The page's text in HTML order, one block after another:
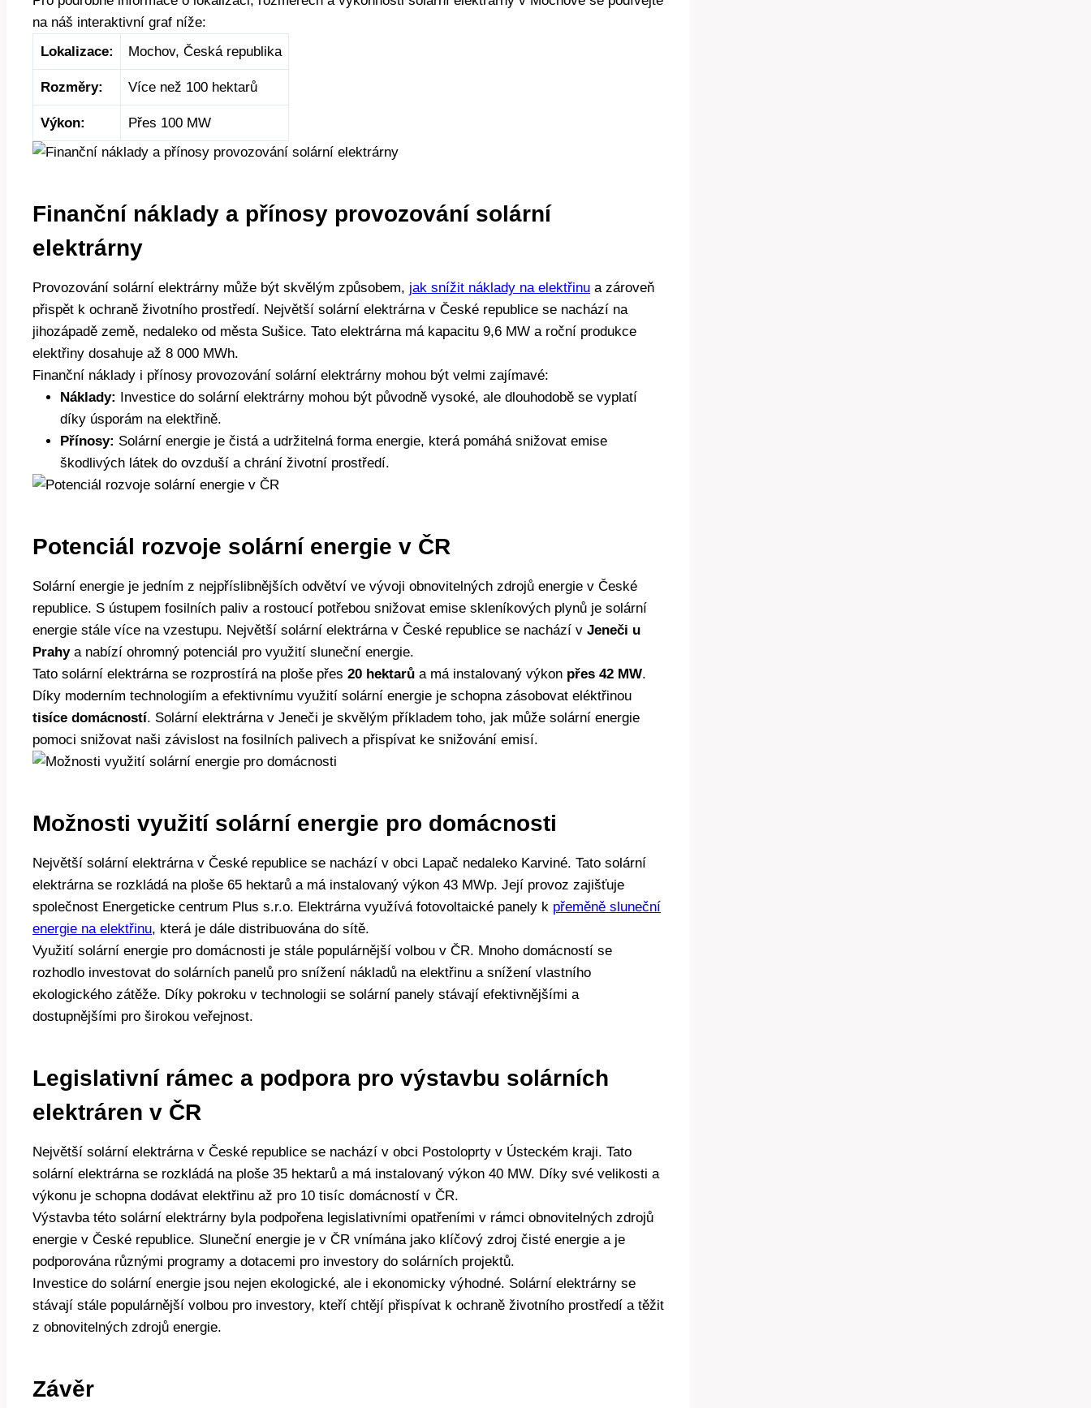
na náš interaktivní graf níže:
Lokalizace:
Mochov, Česká republika
Rozměry: Více než 100 hektarů
Výkon: Přes 100 MW
Finanční náklady a přínosy provozování solární
elektrárny
Provozování solární elektrárny může být skvělým způsobem, jak snížit náklady na elektřinu a zároveň
přispět k ochraně životního prostředí. Největší solární elektrárna v České republice se nachází na
jihozápadě země, nedaleko od města Sušice. Tato elektrárna má kapacitu 9,6 MW a roční produkce
elektřiny dosahuje až 8 000 MWh.
Finanční náklady i přínosy provozování solární elektrárny mohou být velmi zajímavé:
Náklady: Investice do solární elektrárny mohou být původně vysoké, ale dlouhodobě se vyplatí
díky úsporám na elektřině.
Přínosy: Solární energie je čistá a udržitelná forma energie, která pomáhá snižovat emise
škodlivých látek do ovzduší a chrání životní prostředí.
Potenciál rozvoje solární energie v ČR
Solární energie je jedním z nejpříslibnějších odvětví ve vývoji obnovitelných zdrojů energie v České
republice. S ústupem fosilních paliv a rostoucí potřebou snižovat emise skleníkových plynů je solární
energie stále více na vzestupu. Největší solární elektrárna v České republice se nachází v Jeneči u
Prahya nabízí ohromný potenciál pro využití sluneční energie.
Tato solární elektrárna se rozprostírá na ploše přes 20 hektarů a má instalovaný výkon přes 42 MW.
Díky moderním technologiím a efektivnímu využití solární energie je schopna zásobovat eléktřinou
tisíce domácností. Solární elektrárna v Jeneči je skvělým příkladem toho, jak může solární energie
pomoci snižovat naši závislost na fosilních palivech a přispívat ke snižování emisí.
Možnosti využití solární energie pro domácnosti
Největší solární elektrárna v České republice se nachází v obci Lapač nedaleko Karviné. Tato solární
elektrárna se rozkládá na ploše 65 hektarů a má instalovaný výkon 43 MWp. Její provoz zajišťuje
společnost Energeticke centrum Plus s.r.o. Elektrárna využívá fotovoltaické panely k přeměně sluneční
energie na elektřinu, která je dále distribuována do sítě.
Využití solární energie pro domácnosti je stále populárnější volbou v ČR. Mnoho domácností se
rozhodlo investovat do solárních panelů pro snížení nákladů na elektřinu a snížení vlastního
ekologického zátěže. Díky pokroku v technologii se solární panely stávají efektivnějšími a
dostupnějšími pro širokou veřejnost.
Legislativní rámec a podpora pro výstavbu solárních
elektráren v ČR
Největší solární elektrárna v České republice se nachází v obci Postoloprty v Ústeckém kraji. Tato
solární elektrárna se rozkládá na ploše 35 hektarů a má instalovaný výkon 40 MW. Díky své velikosti a
výkonu je schopna dodávat elektřinu až pro 10 tisíc domácností v ČR.
Výstavba této solární elektrárny byla podpořena legislativními opatřeními v rámci obnovitelných zdrojů
energie v České republice. Sluneční energie je v ČR vnímána jako klíčový zdroj čisté energie a je
podporována různými programy a dotacemi pro investory do solárních projektů.
Investice do solární energie jsou nejen ekologické, ale i ekonomicky výhodné. Solární elektrárny se
stávají stále populárnější volbou pro investory, kteří chtějí přispívat k ochraně životního prostředí a těžit
z obnovitelných zdrojů energie.
Závěr